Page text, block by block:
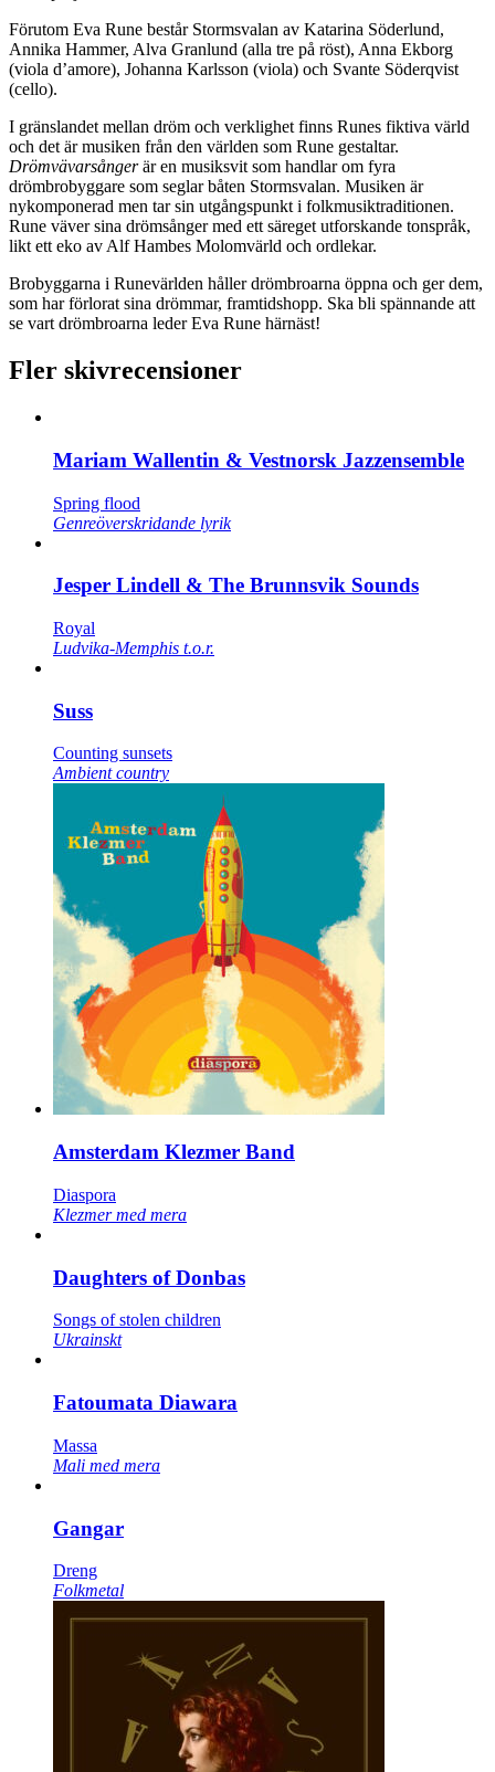
Förutom Eva Rune består Stormsvalan av Katarina Söderlund,
Annika Hammer, Alva Granlund (alla tre på röst), Anna Ekborg
(viola d’amore), Johanna Karlsson (viola) och Svante Söderqvist
(cello).
I gränslandet mellan dröm och verklighet finns Runes fiktiva värld
och det är musiken från den världen som Rune gestaltar.
Drömvävarsångerär en musiksvit som handlar om fyra
drömbrobyggare som seglar båten Stormsvalan. Musiken är
nykomponerad men tar sin utgångspunkt i folkmusiktraditionen.
Rune väver sina drömsånger med ett säreget utforskande tonspråk,
likt ett eko av Alf Hambes Molomvärld och ordlekar.
Brobyggarna i Runevärlden håller drömbroarna öppna och ger dem,
som har förlorat sina drömmar, framtidshopp. Ska bli spännande att
se vart drömbroarna leder Eva Rune härnäst!
Fler skivrecensioner
Mariam Wallentin & Vestnorsk Jazzensemble
Spring flood
Genreöverskridande lyrik
Jesper Lindell & The Brunnsvik Sounds
Royal
Ludvika-Memphis t.o.r.
Suss
Counting sunsets
Ambient country
Amsterdam Klezmer Band
Diaspora
Klezmer med mera
Daughters of Donbas
Songs of stolen children
Ukrainskt
Fatoumata Diawara
Massa
Mali med mera
Gangar
Dreng
Folkmetal